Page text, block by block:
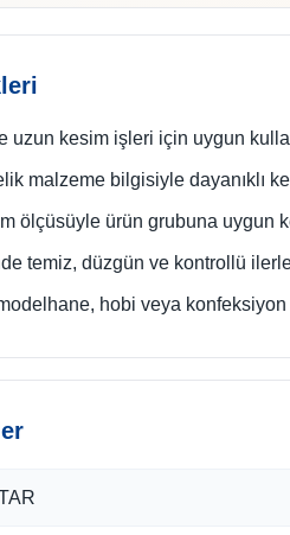
uzun kesim işleri için uygun
malzeme bilgisiyle dayanıklı
ölçüsüyle ürün grubuna uygun
temiz, düzgün ve kontrollü
hobi veya